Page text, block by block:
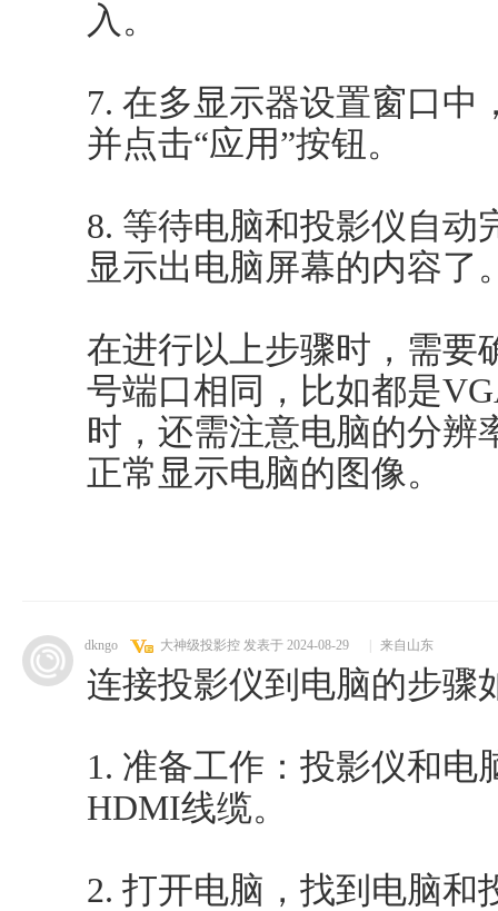
入。
7. 在多显示器设置窗口中
并点击“应用”按钮。
8. 等待电脑和投影仪自动
显示出电脑屏幕的内容了
在进行以上步骤时，需要
号端口相同，比如都是
时，还需注意电脑的分辨
正常显示电脑的图像。
dkngo 大神级投影控 发表于 2024-08-29 来自山东
连接投影仪到电脑的步骤
1. 准备工作：投影仪和电
HDMI线缆。
2. 打开电脑，找到电脑和